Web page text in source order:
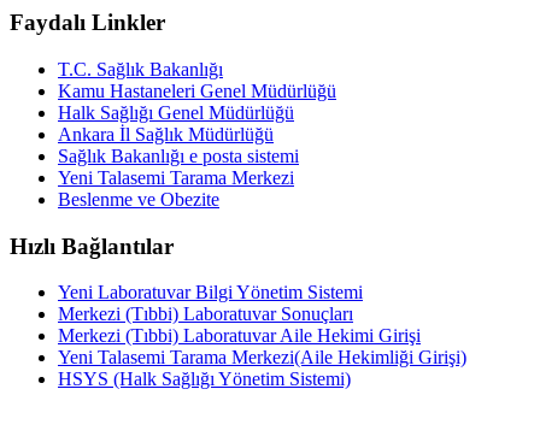
Faydalı Linkler
T.C. Sağlık Bakanlığı
Kamu Hastaneleri Genel Müdürlüğü
Halk Sağlığı Genel Müdürlüğü
Ankara İl Sağlık Müdürlüğü
Sağlık Bakanlığı e posta sistemi
Yeni Talasemi Tarama Merkezi
Beslenme ve Obezite
Hızlı Bağlantılar
Yeni Laboratuvar Bilgi Yönetim Sistemi
Merkezi (Tıbbi) Laboratuvar Sonuçları
Merkezi (Tıbbi) Laboratuvar Aile Hekimi Girişi
Yeni Talasemi Tarama Merkezi(Aile Hekimliği Girişi)
HSYS (Halk Sağlığı Yönetim Sistemi)